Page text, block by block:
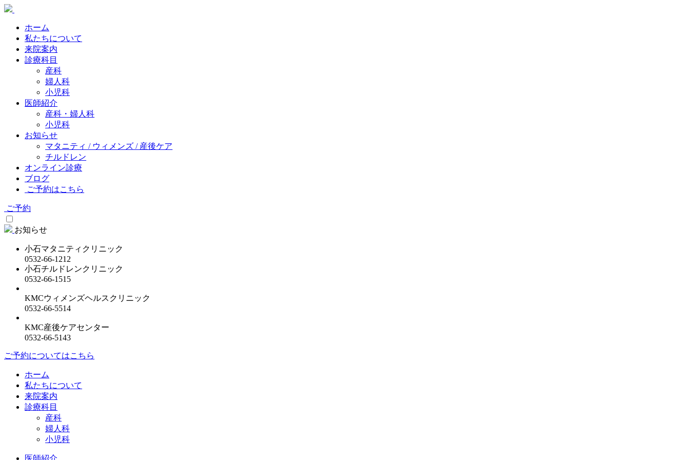
ホーム
私たちについて
来院案内
診療科目
産科
婦人科
小児科
医師紹介
産科・婦人科
小児科
お知らせ
マタニティ / ウィメンズ / 産後ケア
チルドレン
オンライン診療
ブログ
ご予約はこちら
ご予約
お知らせ
小石マタニティクリニック
0532-66-1212
小石チルドレンクリニック
0532-66-1515
KMCウィメンズヘルスクリニック
0532-66-5514
KMC産後ケアセンター
0532-66-5143
ご予約についてはこちら
ホーム
私たちについて
来院案内
診療科目
産科
婦人科
小児科
医師紹介